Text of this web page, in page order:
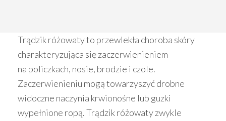
Trądzik różowaty to przewlekła choroba skóry
charakteryzująca się zaczerwienieniem
na policzkach, nosie, brodzie i czole.
Zaczerwienieniu mogą towarzyszyć drobne
widoczne naczynia krwionośne lub guzki
wypełnione ropą. Trądzik różowaty zwykle